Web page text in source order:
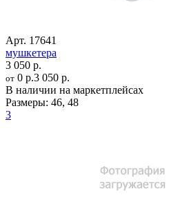
Арт. 17641
мушкетера
3 050 р.
от 0 р.3 050 р.
В наличии на маркетплейсах
Размеры: 46, 48
3